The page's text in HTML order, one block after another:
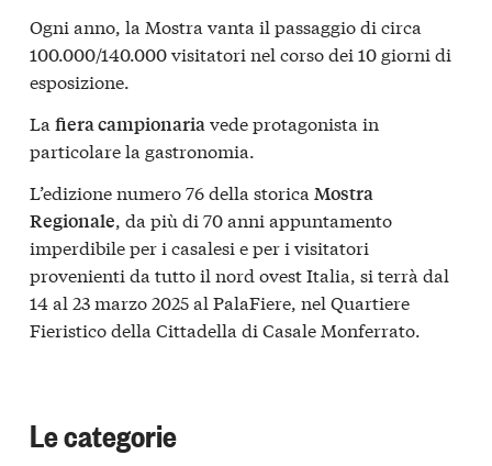
Ogni anno, la Mostra vanta il passaggio di circa
100.000/140.000 visitatori nel corso dei 10 giorni di
esposizione.
La fiera campionariavede protagonista in
particolare la gastronomia.
L’edizione numero 76 della storica Mostra
Regionale, da più di 70 anni appuntamento
imperdibile per i casalesi e per i visitatori
provenienti da tutto il nord ovest Italia, si terrà dal
14 al 23 marzo 2025 al PalaFiere, nel Quartiere
Fieristico della Cittadella di Casale Monferrato.
Le categorie